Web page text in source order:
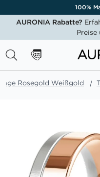
100%
AURONIA Rabatte?
Rosegold Weißgold